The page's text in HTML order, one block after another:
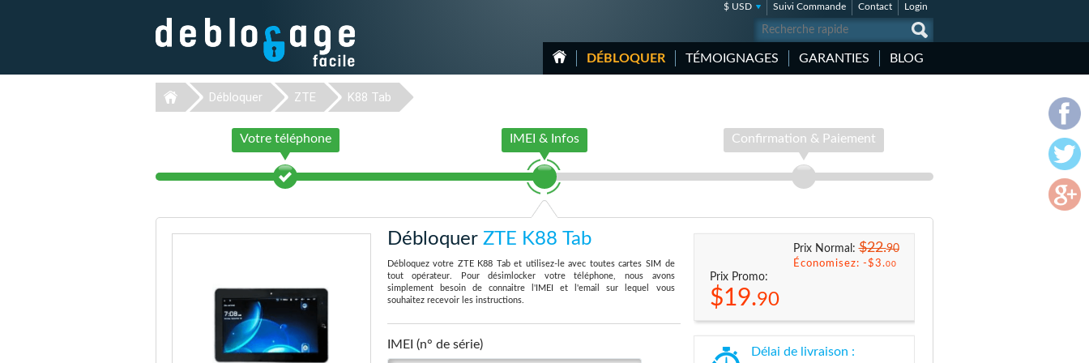
$ USD Suivi Commande Contact Login
DÉBLOQUER TÉMOIGNAGES GARANTIES BLOG
Débloquer ZTE K88 Tab
Votre téléphone IMEI & Infos Confirmation & Paiement
Débloquer ZTE K88 Tab
Débloquez votre ZTE K88 Tab et utilisez-le avec toutes cartes SIM de
tout opérateur. Pour désimlocker votre téléphone, nous avons
simplement besoin de connaitre l'IMEI et l'email sur lequel vous
souhaitez recevoir les instructions.
IMEI (n° de série)
Prix Normal:$22.90
Économisez: -$3.00
Prix Promo:
$19.90
Délai de livraison :